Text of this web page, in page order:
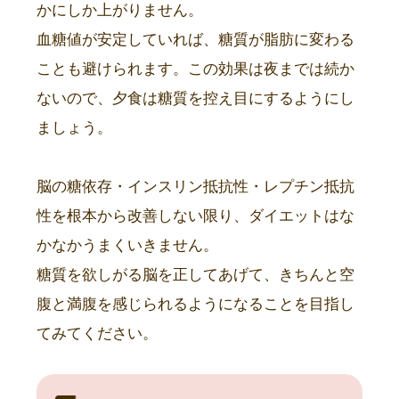
かにしか上がりません。
血糖値が安定していれば、糖質が脂肪に変わる
ことも避けられます。この効果は夜までは続か
ないので、夕食は糖質を控え目にするようにし
ましょう。
脳の糖依存・インスリン抵抗性・レプチン抵抗
性を根本から改善しない限り、ダイエットはな
かなかうまくいきません。
糖質を欲しがる脳を正してあげて、きちんと空
腹と満腹を感じられるようになることを目指し
てみてください。